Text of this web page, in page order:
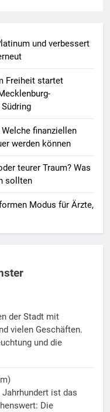
und verbessert
Freiheit startet
finanziellen
werden können
teurer Traum? Was
sollten
Modus für Ärzte,
der Stadt mit
vielen Geschäften.
und die
ist das
Die